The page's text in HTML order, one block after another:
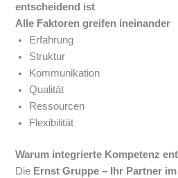
entscheidend ist
Alle Faktoren greifen ineinander
Erfahrung
Struktur
Kommunikation
Qualität
Ressourcen
Flexibilität
Warum integrierte Kompetenz
Die Ernst Gruppe – Ihr Partner